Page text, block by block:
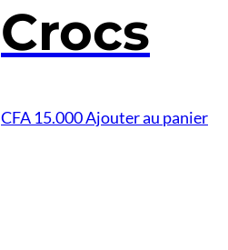
Crocs
CFA 15.000Ajouter au panier